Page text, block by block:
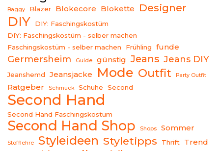
Baggy Blazer Blokecore Blokette Designer
DIY
DIY: Faschingskostüm
DIY: Faschingskostüm - selber machen
Faschingskostüm - selber machen
Frühling funde
Germersheim Guide günstig Jeans Jeans DIY
Jeanshemd Jeansjacke Mode Outfit Party Outfit
Ratgeber Schmuck Schuhe Second
Second Hand
Second Hand Faschingskostüm
Second Hand Shop Shops Sommer
Stofflehre Styleideen Styletipps Thrift Trend